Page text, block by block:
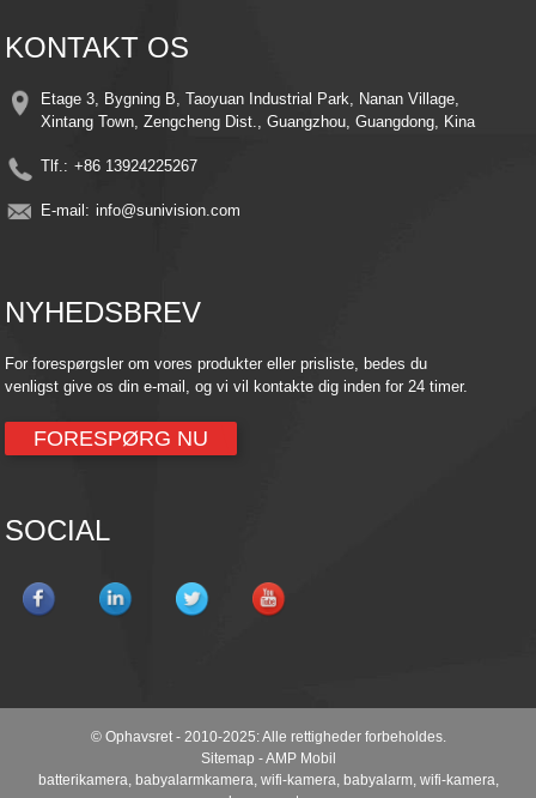
KONTAKT OS
Etage 3, Bygning B, Taoyuan Industrial Park, Nanan Village,
Xintang Town, Zengcheng Dist., Guangzhou, Guangdong, Kina
Tlf.: +86 13924225267
E-mail: info@sunivision.com
NYHEDSBREV
For forespørgsler om vores produkter eller prisliste, bedes du
venligst give os din e-mail, og vi vil kontakte dig inden for 24 timer.
FORESPØRG NU
SOCIAL
© Ophavsret - 2010-2025: Alle rettigheder forbeholdes.
Sitemap -AMP Mobil
batterikamera, babyalarmkamera, wifi-kamera, babyalarm, wifi-kamera,